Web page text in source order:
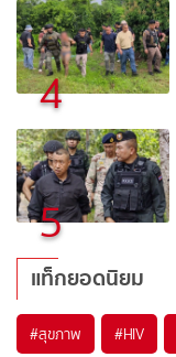
4
5
แท็กยอดนิยม
#สุขภาพ #HIV